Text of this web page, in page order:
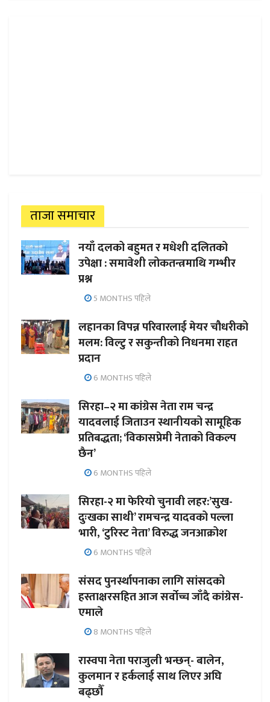
ताजा समाचार
नयाँ दलको बहुमत र मधेशी दलितको
उपेक्षा : समावेशी लोकतन्त्रमाथि गम्भीर
प्रश्न
5 MONTHS पहिले
लहानका विपन्न परिवारलाई मेयर चौधरीको
मलम: विल्टु र सकुन्तीको निधनमा राहत
प्रदान
6 MONTHS पहिले
सिरहा–२ मा कांग्रेस नेता राम चन्द्र
यादवलाई जिताउन स्थानीयको सामूहिक
प्रतिबद्धता; ‘विकासप्रेमी नेताको विकल्प
छैन’
6 MONTHS पहिले
सिरहा-२ मा फेरियो चुनावी लहर:’सुख-
दुःखका साथी’ रामचन्द्र यादवको पल्ला
भारी, ‘टुरिस्ट नेता’ विरुद्ध जनआक्रोश
6 MONTHS पहिले
संसद पुनर्स्थापनाका लागि सांसदको
हस्ताक्षरसहित आज सर्वोच्च जाँदै कांग्रेस-
एमाले
8 MONTHS पहिले
रास्वपा नेता पराजुली भन्छन्- बालेन,
कुलमान र हर्कलाई साथ लिएर अघि
बढ्छौँ